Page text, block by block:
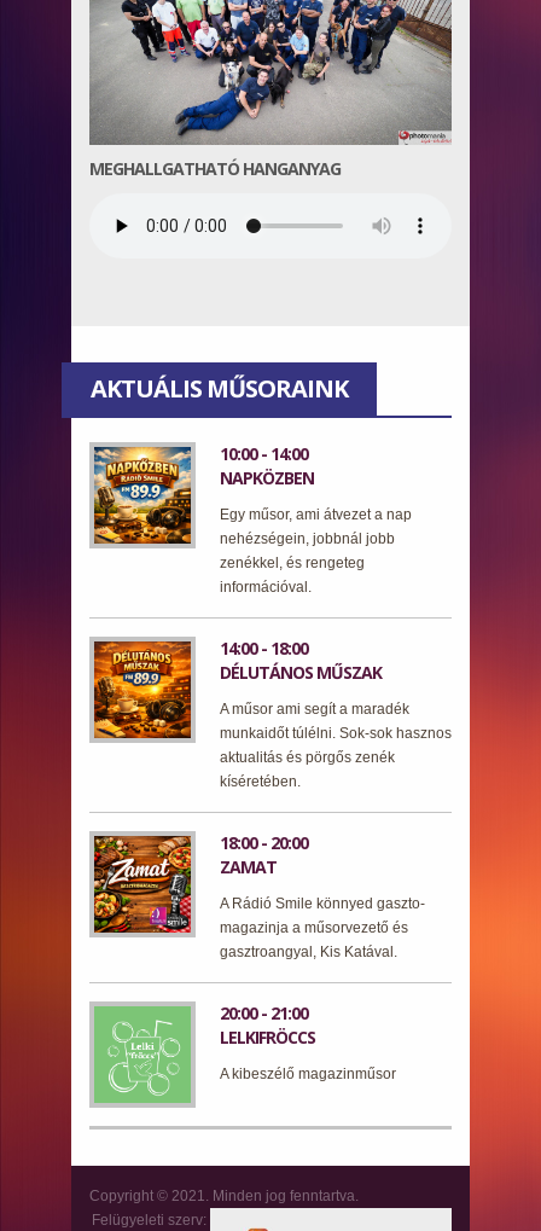
MEGHALLGATHATÓ HANGANYAG
AKTUÁLIS MŰSORAINK
10:00 - 14:00
NAPKÖZBEN
Egy műsor, ami átvezet a nap
nehézségein, jobbnál jobb
zenékkel, és rengeteg
információval.
14:00 - 18:00
DÉLUTÁNOS MŰSZAK
A műsor ami segít a maradék
munkaidőt túlélni. Sok-sok hasznos
aktualitás és pörgős zenék
kíséretében.
18:00 - 20:00
ZAMAT
A Rádió Smile könnyed gaszto-
magazinja a műsorvezető és
gasztroangyal, Kis Katával.
20:00 - 21:00
LELKIFRÖCCS
A kibeszélő magazinműsor
Copyright © 2021. Minden jog fenntartva.
Felügyeleti szerv: